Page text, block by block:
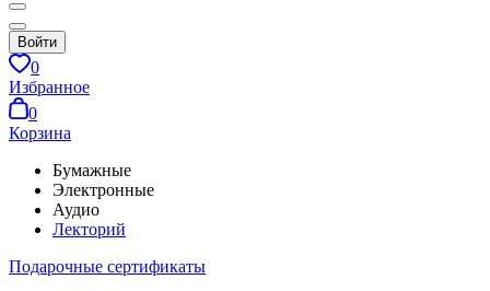
Войти
0
Избранное
0
Корзина
Бумажные
Электронные
Аудио
Лекторий
Подарочные сертификаты